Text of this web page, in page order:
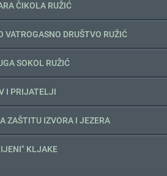
ČIKOLA RUŽIĆ
VATROGASNO DRUŠTVO RUŽIĆ
SOKOL RUŽIĆ
I PRIJATELJI
ZAŠTITU IZVORA I JEZERA
KLJAKE